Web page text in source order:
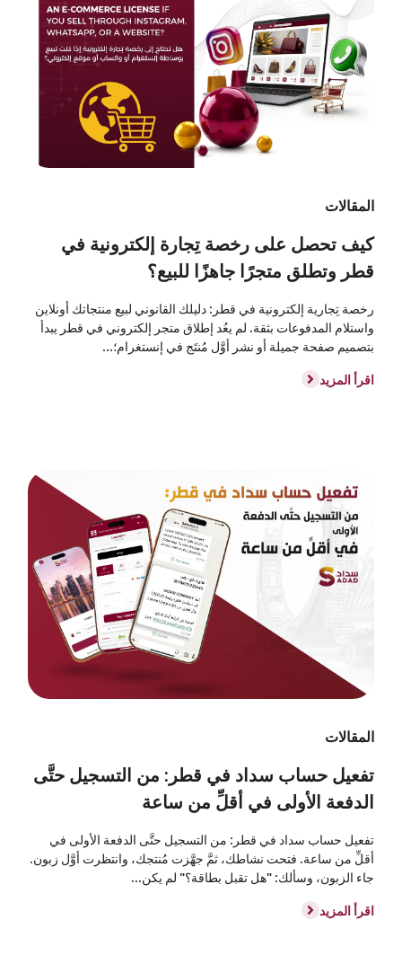
المقالات
كيف تحصل على رخصة تِجارة إلكترونية في
قطر وتطلق متجرًا جاهزًا للبيع؟
رخصة تِجارية إلكترونية في قطر: دليلك القانوني لبيع منتجاتك أونلاين
واستلام المدفوعات بثقة. لم يعُد إطلاق متجر إلكتروني في قطر يبدأ
بتصميم صفحة جميلة أو نشر أوَّل مُنتَج في إنستغرام؛...
اقرأ المزيد
المقالات
تفعيل حساب سداد في قطر: من التسجيل حتَّى
الدفعة الأولى في أقلِّ من ساعة
تفعيل حساب سداد في قطر: من التسجيل حتَّى الدفعة الأولى في
أقلِّ من ساعة. فتحت نشاطك، ثمَّ جهَّزت مُنتجك، وانتظرت أوَّل زبون.
جاء الزبون، وسألك: "هل تقبل بطاقة؟" لم يكن...
اقرأ المزيد